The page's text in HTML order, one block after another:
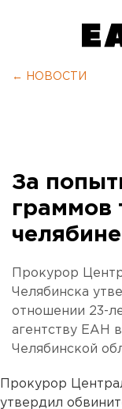
← НОВОСТИ
За
граммов
Прокурор
Челябинска
отношении 23-
агентству ЕАН
Челябинской
Прокурор
утвердил